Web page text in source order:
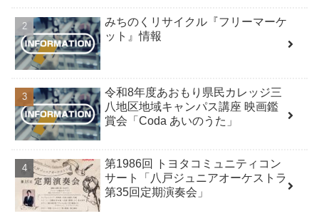
みちのくリサイクル『フリーマーケ
ット』情報
令和8年度あおもり県民カレッジ三
八地区地域キャンパス講座 映画鑑
賞会「Coda あいのうた」
第1986回 トヨタコミュニティコン
サート「八戸ジュニアオーケストラ
第35回定期演奏会」